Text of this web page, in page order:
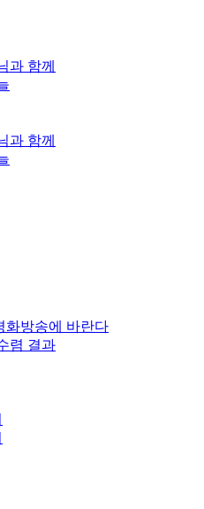
과 함께
과 함께
화방송에 바란다
렴 결과